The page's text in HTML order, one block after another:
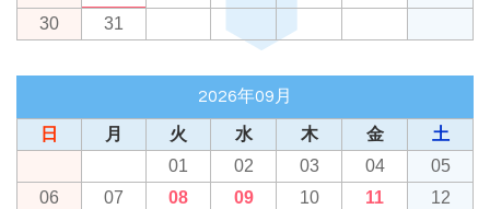
30
31
2026年09月
日 月 火 水 木 金
土
01
02 03 04
05
06
07 08 09 10 11
12